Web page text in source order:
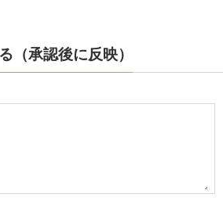
（承認後に反映）